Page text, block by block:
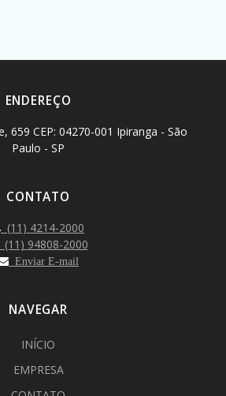
ENDEREÇO
659 CEP: 04270-001 Ipiranga - São
Paulo - SP
CONTATO
(11) 4214-2000
94808-2000
Enviar E-mail
NAVEGAR
INÍCIO
EMPRESA